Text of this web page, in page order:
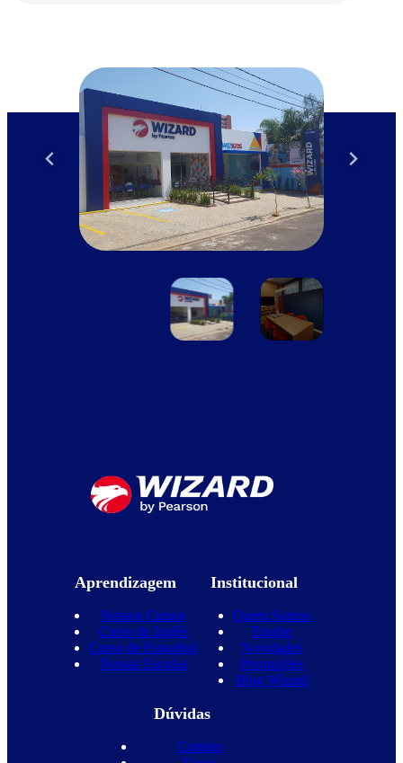
Aprendizagem
Nossos Cursos
Curso de Inglês
Curso de Espanhol
Nossas Escolas
Institucional
Quem Somos
Equipe
Novidades
Promoções
Blog Wizard
Dúvidas
Contato